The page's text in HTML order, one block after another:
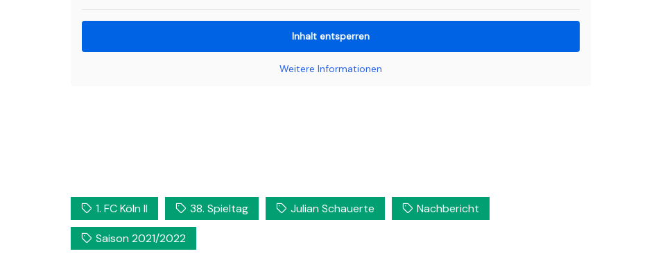
Inhalt entsperren
Weitere Informationen
1. FC Köln II 38. Spieltag Julian Schauerte Nachbericht
Saison 2021/2022